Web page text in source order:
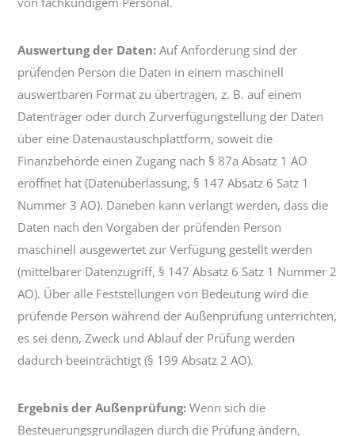
Auswertung der Daten: Auf Anforderung sind der
prüfenden Person die Daten in einem maschinell
auswertbaren Format zu übertragen, z. B. auf einem
Datenträger oder durch Zurverfügungstellung der Daten
über eine Datenaustauschplattform, soweit die
Finanzbehörde einen Zugang nach § 87a Absatz 1 AO
eröffnet hat (Datenüberlassung, § 147 Absatz 6 Satz 1
Nummer 3 AO). Daneben kann verlangt werden, dass die
Daten nach den Vorgaben der prüfenden Person
maschinell ausgewertet zur Verfügung gestellt werden
(mittelbarer Datenzugriff, § 147 Absatz 6 Satz 1 Nummer 2
AO). Über alle Feststellungen von Bedeutung wird die
prüfende Person während der Außenprüfung unterrichten,
es sei denn, Zweck und Ablauf der Prüfung werden
dadurch beeinträchtigt (§ 199 Absatz 2 AO).
Ergebnis der Außenprüfung: Wenn sich die
Besteuerungsgrundlagen durch die Prüfung ändern,